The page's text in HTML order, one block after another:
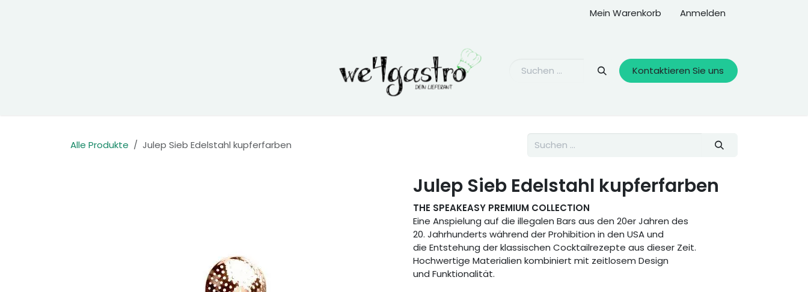
Mein Warenkorb Anmelden
Kontaktieren Sie uns
Alle Produkte Julep Sieb Edelstahl kupferfarben
Julep Sieb Edelstahl kupferfarben
THE SPEAKEASY PREMIUM COLLECTION
Eine Anspielung auf die illegalen Bars aus den 20er Jahren des
20. Jahrhunderts während der Prohibition in den USA und
die Entstehung der klassischen Cocktailrezepte aus dieser Zeit.
Hochwertige Materialien kombiniert mit zeitlosem Design
und Funktionalität.